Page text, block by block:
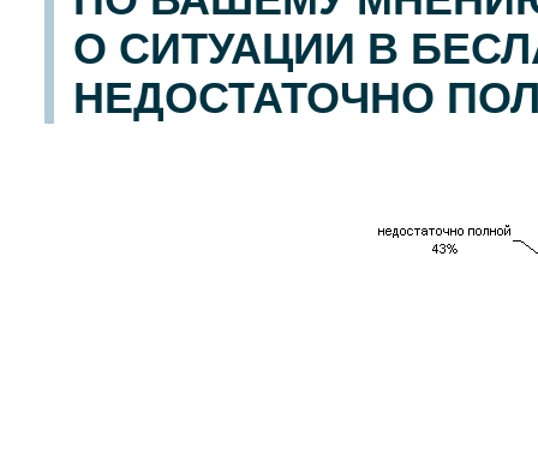
О СИТУАЦИИ В
НЕДОСТАТОЧНО